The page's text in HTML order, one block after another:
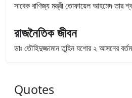
সাবেক বাণিজ্য মন্ত্রী তোফায়েল আহমেদ তার
রাজনৈতিক জীবন
ডাঃ তৌহিদুজ্জামান তুহিন যশোর ২ আসনের
Quotes